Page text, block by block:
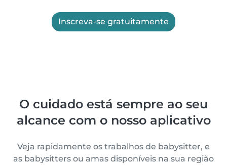
Inscreva-se gratuitamente
O cuidado está sempre ao seu
alcance com o nosso aplicativo
Veja rapidamente os trabalhos de babysitter, e
as babysitters ou amas disponíveis na sua região